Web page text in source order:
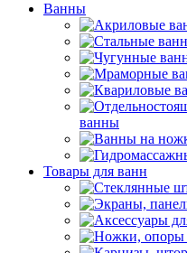
Ванны
ванны
Товары для ванн